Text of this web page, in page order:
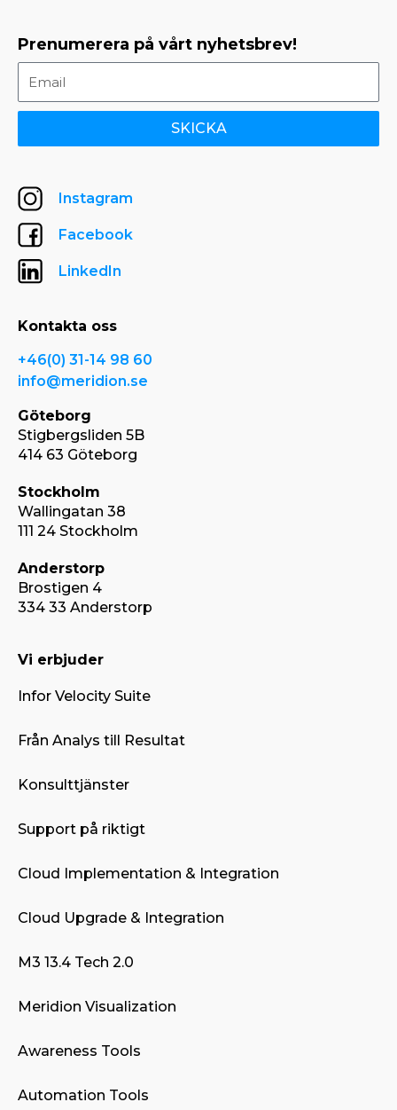
Kontakta oss
+46(0) 31-14 98 60
info@meridion.se
Göteborg
Stigbergsliden 5B
414 63 Göteborg
Stockholm
Wallingatan 38
111 24 Stockholm
Anderstorp
Brostigen 4
334 33 Anderstorp
Vi erbjuder
Infor Velocity Suite
Från Analys till Resultat
Konsulttjänster
Support på riktigt
Cloud Implementation & Integration
Cloud Upgrade & Integration
M3 13.4 Tech 2.0
Meridion Visualization
Awareness Tools
Automation Tools
Prenumerera på vårt nyhetsbrev!
SKICKA
Instagram
Facebook
LinkedIn